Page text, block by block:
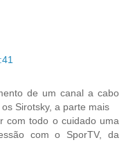
de um canal a cabo
Sirotsky, a parte mais
com todo o cuidado uma
com o SporTV, da